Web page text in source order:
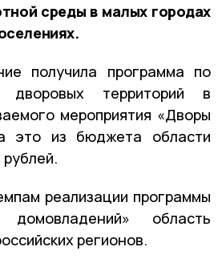
среды в малых городах
получила программа по
дворовых территорий в
мероприятия «Дворы
это из бюджета области
реализации программы
домовладений» область
регионов.